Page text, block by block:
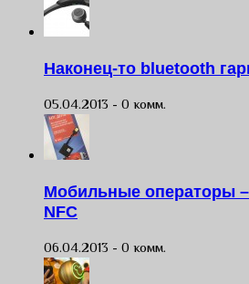
Наконец-то bluetooth
05.04.2013 - 0 комм.
Мобильные операторы
NFC
06.04.2013 - 0 комм.